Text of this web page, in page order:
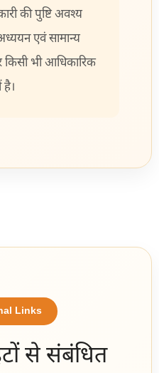
की पुष्टि अवश्य
एवं सामान्य
भी आधिकारिक
है।
Links
से संबंधित